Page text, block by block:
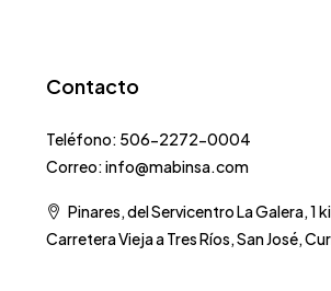
Contacto
Teléfono: 506-2272-0004
Correo: info@mabinsa.com
Pinares, del Servicentro La Galera, 1
Carretera Vieja a Tres Ríos, San José,